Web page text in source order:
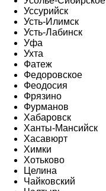
Уссурийск
Усть-Илимск
Усть-Лабинск
Уфа
Ухта
Фатеж
Федоровское
Феодосия
Фрязино
Фурманов
Хабаровск
Ханты-Мансийск
Хасавюрт
Химки
Хотьково
Целина
Чайковский